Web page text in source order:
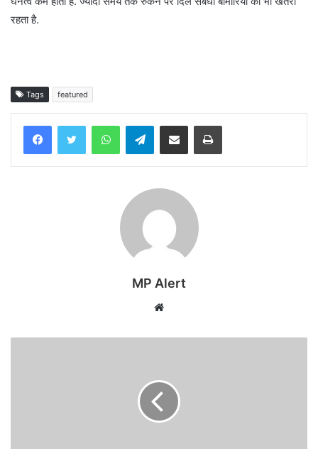
रहता है.
Tags featured
WhatsAppTelegramShare via Email Print
MP Alert
Website